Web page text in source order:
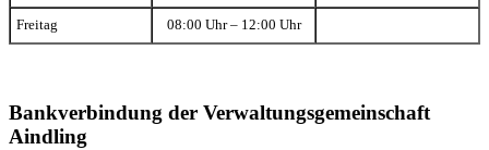
Freitag 08:00 Uhr – 12:00 Uhr
Bankverbindung der Verwaltungsgemeinschaft
Aindling